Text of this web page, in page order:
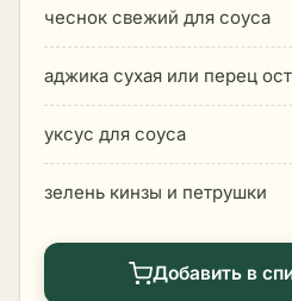
чеснок свежий для соуса
аджика сухая или перец
уксус для соуса
зелень кинзы и петрушки
Добавить в